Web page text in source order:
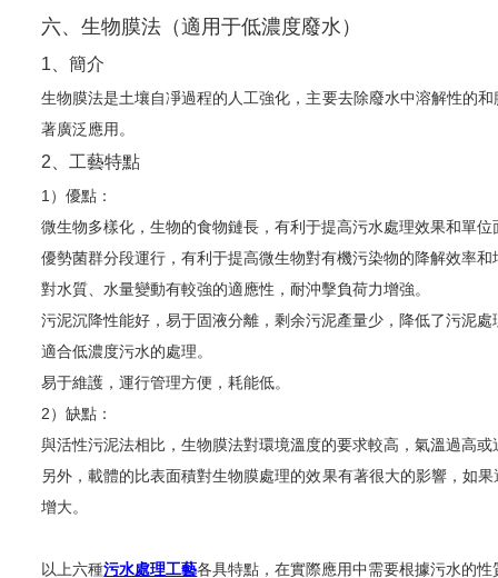
六、生物膜法（適用于低濃度廢水）
1、簡介
生物膜法是土壤自凈過程的人工強化，主要去除廢水中溶解性的
著廣泛應用。
2、工藝特點
1）優點：
微生物多樣化，生物的食物鏈長，有利于提高污水處理效果和單
優勢菌群分段運行，有利于提高微生物對有機污染物的降解效率
對水質、水量變動有較強的適應性，耐沖擊負荷力增強。
污泥沉降性能好，易于固液分離，剩余污泥產量少，降低了污泥
適合低濃度污水的處理。
易于維護，運行管理方便，耗能低。
2）缺點：
與活性污泥法相比，生物膜法對環境溫度的要求較高，氣溫過高
另外，載體的比表面積對生物膜處理的效果有著很大的影響，如
增大。
以上六種污水處理工藝各具特點，在實際應用中需要根據污水的